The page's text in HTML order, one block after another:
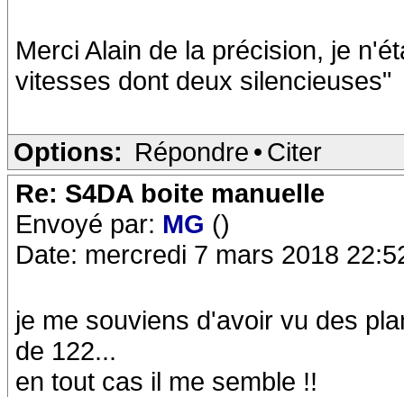
Merci Alain de la précision, je
vitesses dont deux silencieuses"
Options: Répondre • Citer
Re: S4DA boite manuelle
Envoyé par: MG ()
Date: mercredi 7 mars 2018
je me souviens d'avoir vu des
de 122...
en tout cas il me semble !!